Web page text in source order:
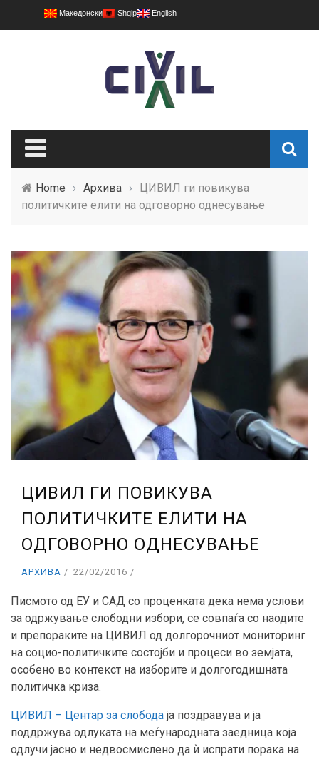
Македонски Shqip English
Home › Архива ›
ЦИВИЛ ги повикува
политичките елити на одговорно однесување
ЦИВИЛ ГИ ПОВИКУВА
ПОЛИТИЧКИТЕ ЕЛИТИ НА
ОДГОВОРНО ОДНЕСУВАЊЕ
АРХИВА 22/02/2016
Писмото од ЕУ и САД со проценката дека нема услови
за одржување слободни избори, се совпаѓа со наодите
и препораките на ЦИВИЛ од долгорочниот мониторинг
на социо-политичките состојби и процеси во земјата,
особено во контекст на изборите и долгогодишната
политичка криза.
ЦИВИЛ – Центар за слобода ја поздравува и ја
поддржува одлуката на меѓународната заедница која
одлучи јасно и недвосмислено да ѝ испрати порака на